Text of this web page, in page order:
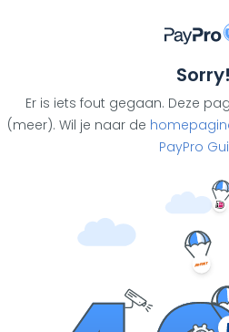
Sorry!
Er is iets fout gegaan. Deze
(meer). Wil je naar de
PayPro